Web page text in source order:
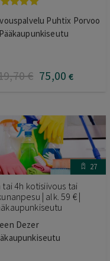
/ 5
Puhtix Porvoo
,70€ 75,00 €
27
tai 4h kotisiivous tai
| alk. 59 € |
Dezer